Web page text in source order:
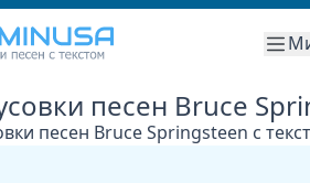
песен Bruce
песен Bruce Springsteen с